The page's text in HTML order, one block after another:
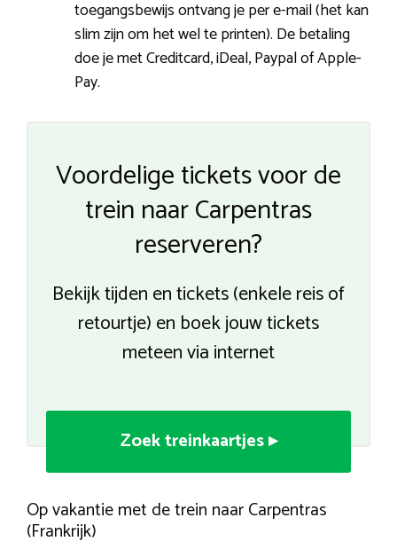
toegangsbewijs ontvang je per e-mail (het kan
slim zijn om het wel te printen). De betaling
doe je met Creditcard, iDeal, Paypal of Apple-
Pay.
Voordelige tickets voor de
trein naar Carpentras
reserveren?
Bekijk tijden en tickets (enkele reis of
retourtje) en boek jouw tickets
meteen via internet
Zoek treinkaartjes ▸
Op vakantie met de trein naar Carpentras
(Frankrijk)